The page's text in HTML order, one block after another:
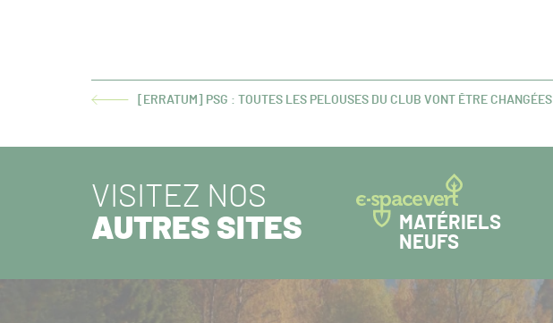
ARTICLE [ERRATUM] PSG : TOUTES LES PELOUSES DU CLUB VONT ÊTRE CHANGÉES
VISITEZ NOS
AUTRES SITES
MATÉRIELS
NEUFS